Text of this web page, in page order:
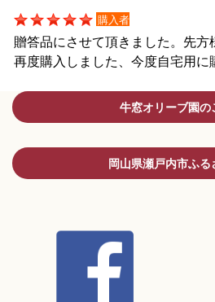
購入者
贈答品にさせて頂きました。先方
再度購入しました、今度自宅用に
牛窓オリーブ園の
岡山県瀬戸内市ふる